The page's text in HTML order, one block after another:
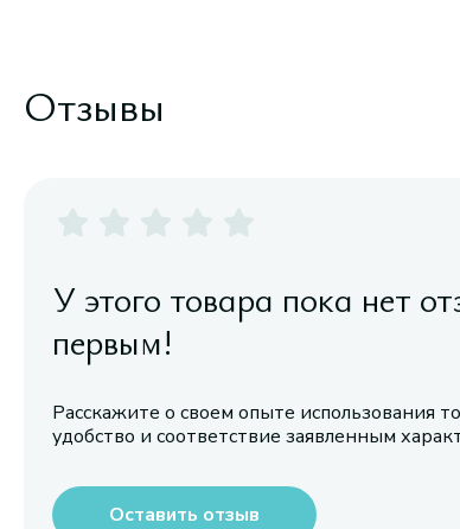
Отзывы
У этого товара пока нет
первым!
Расскажите о своем опыте использования
удобство и соответствие заявленным
Оставить отзыв